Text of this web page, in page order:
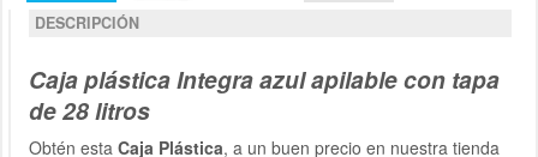
DESCRIPCIÓN
Caja plástica Integra azul apilable con tapa
de 28 litros
Obtén esta Caja Plástica, a un buen precio en nuestra tienda